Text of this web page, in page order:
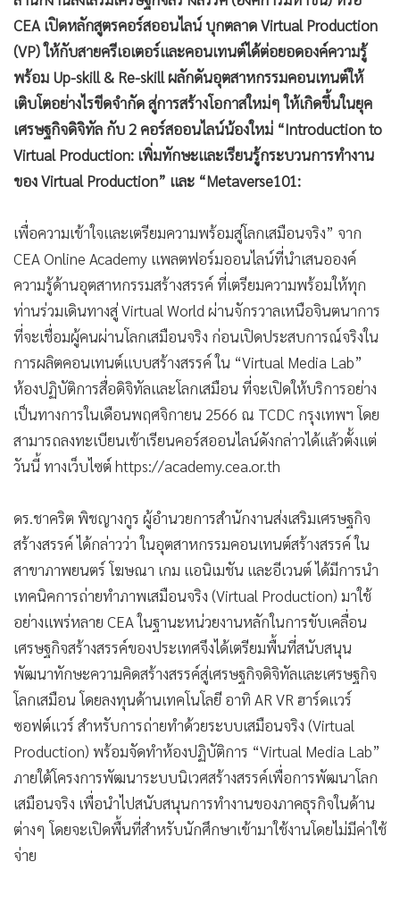
• จีน
• ชุมชน-คุณภาพชีวิต
• อาชญากรรม
• Motoring
• เกม
• วิทยาศาสตร์
• SMEs
• อินโดจีน
• กองทุนรวม
• Celeb Online
• Factcheck
• ญี่ปุ่น
•
News1
Gotomanager
CEA เปิดหลักสูตรคอร์สออนไลน์ บุกตลาด Virtual Production
(VP) ให้กับสายครีเอเตอร์และคอนเทนต์ได้ต่อยอดองค์ความรู้
พร้อม Up-skill & Re-skill ผลักดันอุตสาหกรรมคอนเทนต์ให้
เติบโตอย่างไรขีดจำกัด สู่การสร้างโอกาสใหม่ๆ ให้เกิดขึ้นในยุค
เศรษฐกิจดิจิทัล กับ 2 คอร์สออนไลน์น้องใหม่ “Introduction to
Virtual Production: เพิ่มทักษะและเรียนรู้กระบวนการทำงาน
ของ Virtual Production” และ “Metaverse101:
เพื่อความเข้าใจและเตรียมความพร้อมสู่โลกเสมือนจริง” จาก
CEA Online Academy แพลตฟอร์มออนไลน์ที่นำเสนอองค์
ความรู้ด้านอุตสาหกรรมสร้างสรรค์ ที่เตรียมความพร้อมให้ทุก
ท่านร่วมเดินทางสู่ Virtual World ผ่านจักรวาลเหนือจินตนาการ
ที่จะเชื่อมผู้คนผ่านโลกเสมือนจริง ก่อนเปิดประสบการณ์จริงใน
การผลิตคอนเทนต์แบบสร้างสรรค์ ใน “Virtual Media Lab”
ห้องปฏิบัติการสื่อดิจิทัลและโลกเสมือน ที่จะเปิดให้บริการอย่าง
เป็นทางการในเดือนพฤศจิกายน 2566 ณ TCDC กรุงเทพฯ โดย
สามารถลงทะเบียนเข้าเรียนคอร์สออนไลน์ดังกล่าวได้แล้วตั้งแต่
วันนี้ ทางเว็บไซต์ https://academy.cea.or.th
สร้างสรรค์ ได้กล่าวว่า ในอุตสาหกรรมคอนเทนต์สร้างสรรค์ ใน
สาขาภาพยนตร์ โฆษณา เกม แอนิเมชัน และอีเวนต์ ได้มีการนำ
เทคนิคการถ่ายทำภาพเสมือนจริง (Virtual Production) มาใช้
อย่างแพร่หลาย CEA ในฐานะหน่วยงานหลักในการขับเคลื่อน
เศรษฐกิจสร้างสรรค์ของประเทศจึงได้เตรียมพื้นที่สนับสนุน
พัฒนาทักษะความคิดสร้างสรรค์สู่เศรษฐกิจดิจิทัลและเศรษฐกิจ
โลกเสมือน โดยลงทุนด้านเทคโนโลยี อาทิ AR VR ฮาร์ดแวร์
ซอฟต์แวร์ สำหรับการถ่ายทำด้วยระบบเสมือนจริง (Virtual
Production) พร้อมจัดทำห้องปฏิบัติการ “Virtual Media Lab”
ภายใต้โครงการพัฒนาระบบนิเวศสร้างสรรค์เพื่อการพัฒนาโลก
เสมือนจริง เพื่อนำไปสนับสนุนการทำงานของภาคธุรกิจในด้าน
ต่างๆ โดยจะเปิดพื้นที่สำหรับนักศึกษาเข้ามาใช้งานโดยไม่มีค่าใช้
จ่าย